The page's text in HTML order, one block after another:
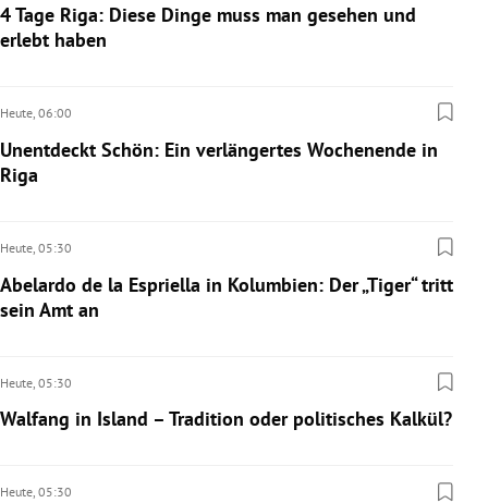
4 Tage Riga: Diese Dinge muss man gesehen und
erlebt haben
Heute, 06:00
Unentdeckt Schön: Ein verlängertes Wochenende in
Riga
Heute, 05:30
Abelardo de la Espriella in Kolumbien: Der „Tiger“ tritt
sein Amt an
Heute, 05:30
Walfang in Island – Tradition oder politisches Kalkül?
Heute, 05:30